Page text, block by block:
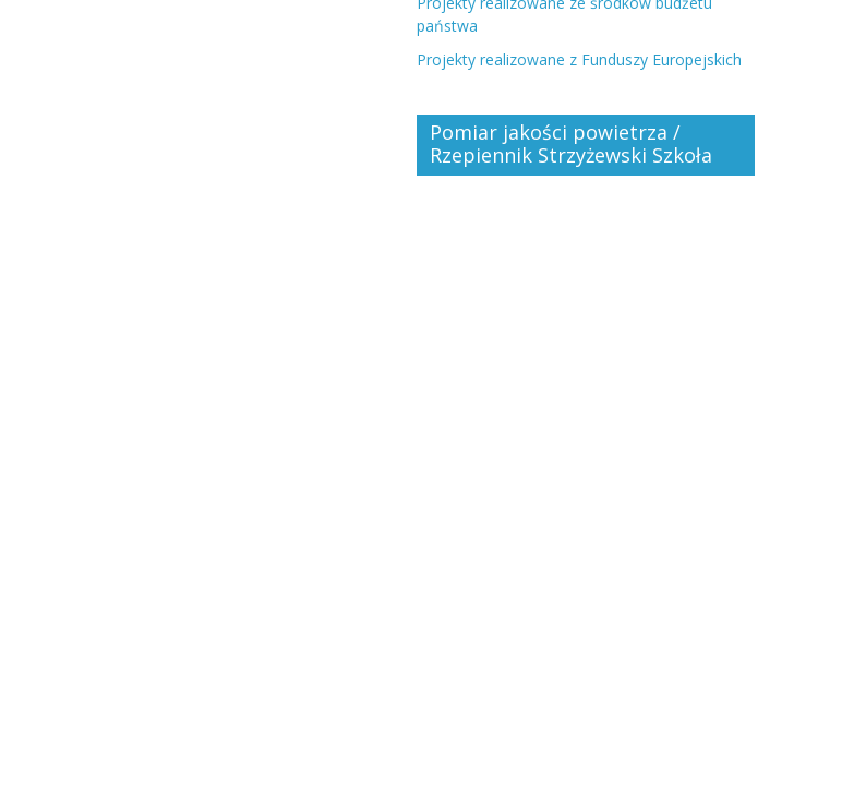
państwa
Projekty realizowane z Funduszy Europejskich
Pomiar jakości powietrza /
Rzepiennik Strzyżewski Szkoła